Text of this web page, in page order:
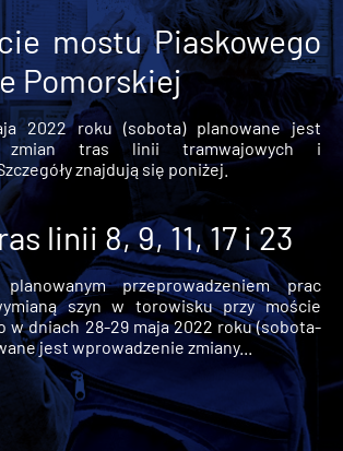
mostu Piaskowego
Pomorskiej
2022 roku (sobota) planowane jest
zmian tras linii tramwajowych i
znajdują się poniżej.
linii 8, 9, 11, 17 i 23
przeprowadzeniem prac
szyn w torowisku przy moście
w dniach 28-29 maja 2022 roku (sobota-
jest wprowadzenie zmiany...